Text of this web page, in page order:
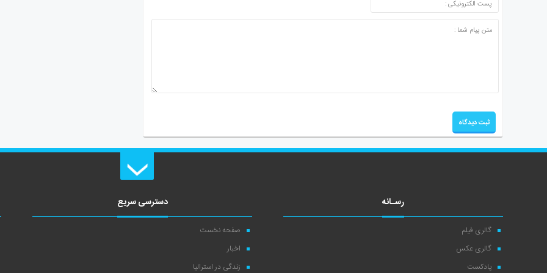
رسـانه
گالری فیلم
گالری عکس
پادکست
دسترسی سریع
صفحه نخست
اخبار
زندگی در استرالیا